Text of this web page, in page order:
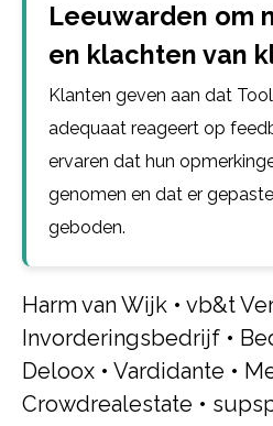
Leeuwarden om
en klachten van
Klanten geven aan dat
adequaat reageert op
ervaren dat hun
genomen en dat er
geboden.
Harm van Wijk • vb&t
Invorderingsbedrijf •
Deloox • Vardidante •
Crowdrealestate •